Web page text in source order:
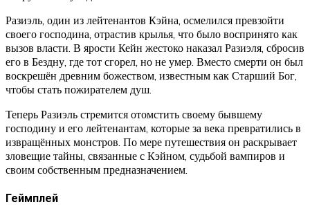
Разиэль, один из лейтенантов Кэйна, осмелился превзойти
своего господина, отрастив крылья, что было воспринято как
вызов власти. В ярости Кейн жестоко наказал Разиэля, сбросив
его в Бездну, где тот сгорел, но не умер. Вместо смерти он был
воскрешён древним божеством, известным как Старший Бог,
чтобы стать пожирателем душ.
Теперь Разиэль стремится отомстить своему бывшему
господину и его лейтенантам, которые за века превратились в
извращённых монстров. По мере путешествия он раскрывает
зловещие тайны, связанные с Кэйном, судьбой вампиров и
своим собственным предназначением.
Геймплей